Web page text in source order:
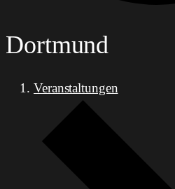
Dortmund
Veranstaltungen